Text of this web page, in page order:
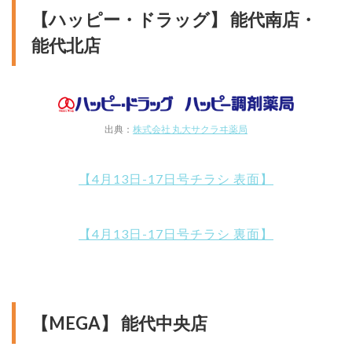
【ハッピー・ドラッグ】 能代南店・
能代北店
出典： 株式会社 丸大サクラヰ薬局
【4月13日-17日号チラシ 表面】
【4月13日-17日号チラシ 裏面】
【MEGA】 能代中央店